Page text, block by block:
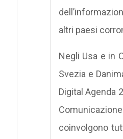
altri paesi
Negli Usa e in
Svezia e
Digital Agenda
coinvolgono